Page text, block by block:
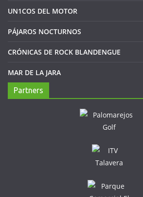
UN1COS DEL MOTOR
PÁJAROS NOCTURNOS
CRÓNICAS DE ROCK BLANDENGUE
MAR DE LA JARA
Partners